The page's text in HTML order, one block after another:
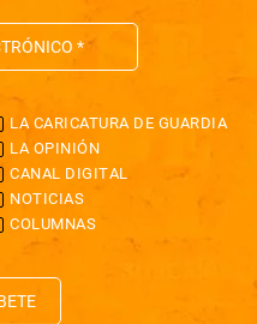
LA CARICATURA DE GUARDIA
LA OPINIÓN
CANAL DIGITAL
NOTICIAS
COLUMNAS